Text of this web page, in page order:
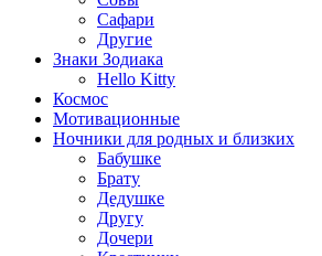
Сафари
Другие
Знаки Зодиака
Hello Kitty
Космос
Мотивационные
Ночники для родных и близких
Бабушке
Брату
Дедушке
Другу
Дочери